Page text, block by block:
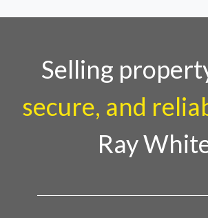
Selling
secure, and
Ray